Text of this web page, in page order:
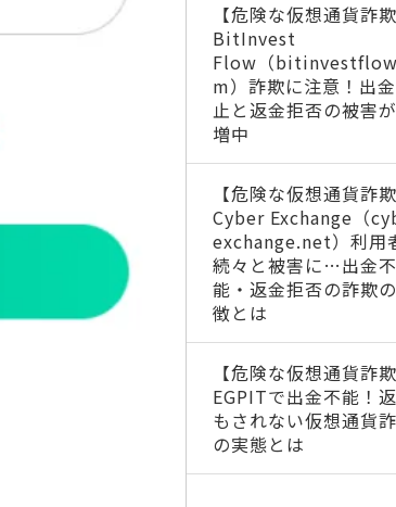
【危険な仮想通貨詐欺
BitInvest
Flow（
m）詐欺に注意！出
止と返金拒否の被害
増中
【危険な仮想通貨詐欺
Cyber Exchange（
exchange.net）利用
続々と被害に…出金不
能・返金拒否の詐欺
徴とは
【危険な仮想通貨詐欺
EGPITで出金不能！
もされない仮想通貨
の実態とは